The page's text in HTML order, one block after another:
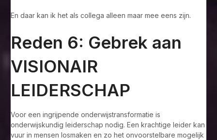
En daar kan ik het als collega alleen maar mee eens zijn.
Reden 6: Gebrek aan
VISIONAIR
LEIDERSCHAP
Voor een ingrijpende onderwijstransformatie is
onderwijskundig leiderschap nodig. Een krachtige leider kan
vuur in mensen losmaken en zo het onvoorstelbare mogelijk